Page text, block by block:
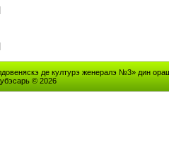
де културэ женералэ №3» дин
© 2026